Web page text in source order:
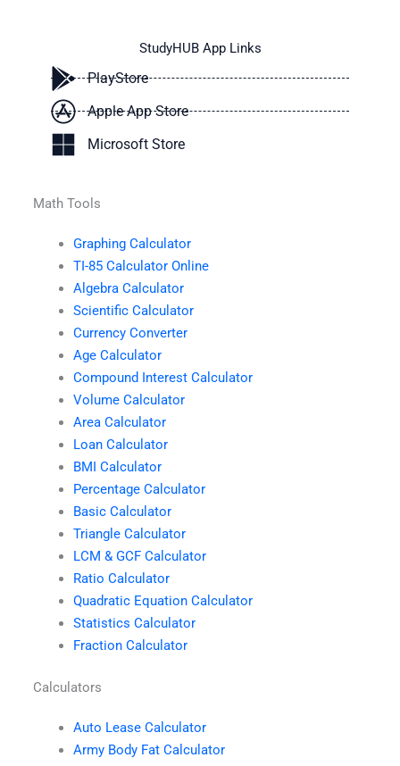
StudyHUB App Links
PlayStore
Apple App Store
Microsoft Store
Math Tools
Graphing Calculator
TI-85 Calculator Online
Algebra Calculator
Scientific Calculator
Currency Converter
Age Calculator
Compound Interest Calculator
Volume Calculator
Area Calculator
Loan Calculator
BMI Calculator
Percentage Calculator
Basic Calculator
Triangle Calculator
LCM & GCF Calculator
Ratio Calculator
Quadratic Equation Calculator
Statistics Calculator
Fraction Calculator
Calculators
Auto Lease Calculator
Army Body Fat Calculator